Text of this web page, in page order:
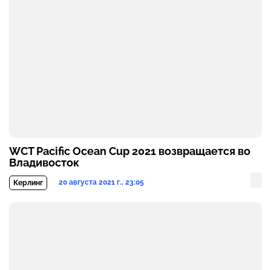
WCT Pacific Ocean Cup 2021 возвращается во
Владивосток
Керлинг 20 августа 2021 г., 23:05